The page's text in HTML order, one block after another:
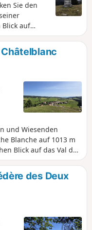
Sie den
Blick auf
im Westen
der riesige
auf Les
und den
über einen
zum
schöne
und Wiesenden
Blanche auf 1013 m
Blick auf das Val de
das Val de Foncine
des Deux